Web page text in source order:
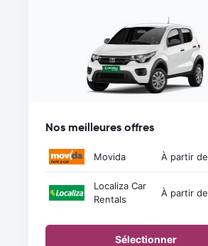
Nos meilleures offres
Movida À partir de
Localiza Car
Rentals
À partir de
Sélectionner